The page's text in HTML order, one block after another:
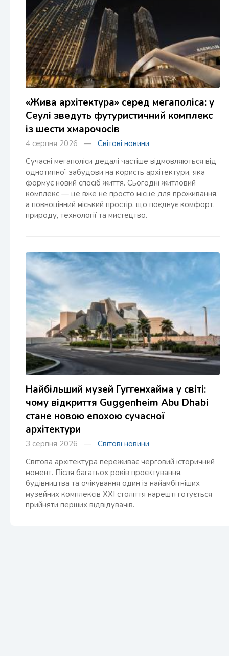
«Жива архітектура» серед мегаполіса: у
Сеулі зведуть футуристичний комплекс
із шести хмарочосів
4 серпня 2026 — Світові новини
Сучасні мегаполіси дедалі частіше відмовляються від
однотипної забудови на користь архітектури, яка
формує новий спосіб життя. Сьогодні житловий
комплекс — це вже не просто місце для проживання,
а повноцінний міський простір, що поєднує комфорт,
природу, технології та мистецтво.
Найбільший музей Гуггенхайма у світі:
чому відкриття Guggenheim Abu Dhabi
стане новою епохою сучасної
архітектури
3 серпня 2026 — Світові новини
Світова архітектура переживає черговий історичний
момент. Після багатьох років проєктування,
будівництва та очікування один із найамбітніших
музейних комплексів XXI століття нарешті готується
прийняти перших відвідувачів.